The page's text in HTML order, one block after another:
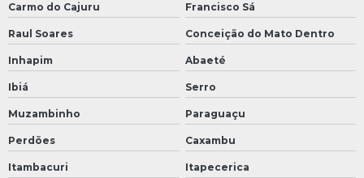
Carmo do Cajuru Francisco Sá
Raul Soares Conceição do Mato Dentro
Inhapim Abaeté
Ibiá Serro
Muzambinho Paraguaçu
Perdões Caxambu
Itambacuri Itapecerica